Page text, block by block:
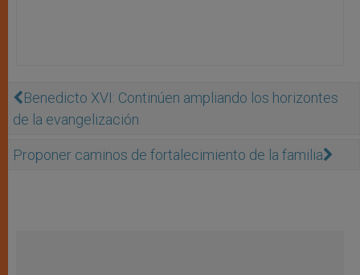
Benedicto XVI: Continúen ampliando los horizontes
de la evangelización
Proponer caminos de fortalecimiento de la familia